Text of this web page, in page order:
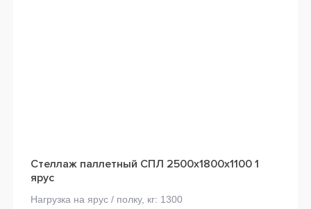
Стеллаж паллетный СПЛ 2500х1800х1100 1
ярус